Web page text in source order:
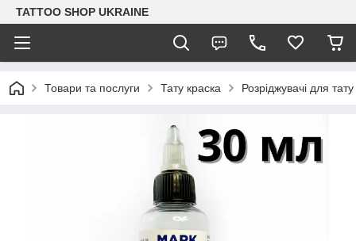
TATTOO SHOP UKRAINE
Товари та послуги Тату краска Розріджувачі для